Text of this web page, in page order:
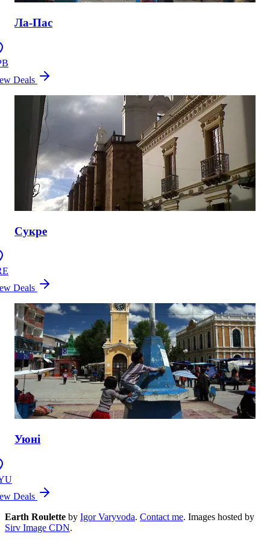
Ла-Пас
Deals
Сукре
Deals
Уюні
Deals
Earth Roulette by Igor Varyvoda. Contact me. Images hosted by
Sirv Image CDN.